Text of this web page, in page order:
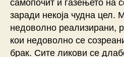
заради некоја чудна цел.
недоволно реализирани,
кои недоволно се
брак. Сите ликови се